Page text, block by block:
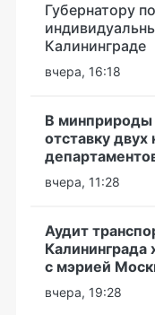
Губернатору
Калининграде
вчера, 16:18
В минприроды
отставку двух
вчера, 11:28
Аудит
Калининграда
с мэрией
вчера, 19:28